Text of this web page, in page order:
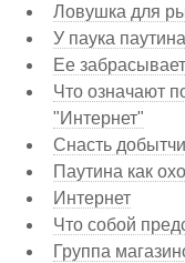
Ловушка для
У паука
Ее
Что означают
"Интернет"
Снасть
Паутина как
Интернет
Что собой
Группа